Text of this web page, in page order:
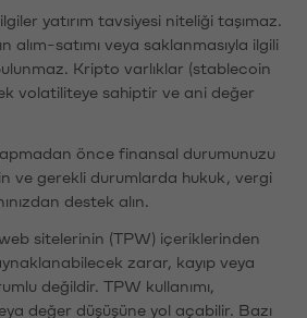
yatırım tavsiyesi niteliği taşımaz.
alım-satımı veya saklanmasıyla ilgili
Kripto varlıklar (stablecoin
volatiliteye sahiptir ve ani değer
önce finansal durumunuzu
ve gerekli durumlarda hukuk, vergi
destek alın.
sitelerinin (TPW) içeriklerinden
zarar, kayıp veya
değildir. TPW kullanımı,
değer düşüşüne yol açabilir. Bazı